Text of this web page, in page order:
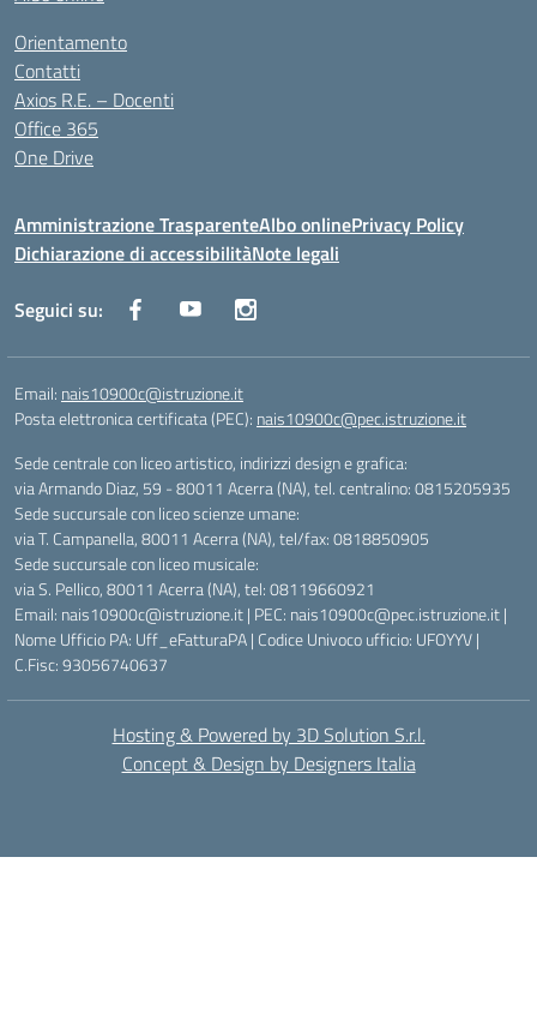
Orientamento
Contatti
Axios R.E. – Docenti
Office 365
One Drive
Amministrazione TrasparenteAlbo onlinePrivacy Policy
Dichiarazione di accessibilitàNote legali
Seguici su:
Email: nais10900c@istruzione.it
Posta elettronica certificata (PEC): nais10900c@pec.istruzione.it
Sede centrale con liceo artistico, indirizzi design e grafica:
via Armando Diaz, 59 - 80011 Acerra (NA), tel. centralino: 0815205935
Sede succursale con liceo scienze umane:
via T. Campanella, 80011 Acerra (NA), tel/fax: 0818850905
Sede succursale con liceo musicale:
via S. Pellico, 80011 Acerra (NA), tel: 08119660921
Email: nais10900c@istruzione.it | PEC: nais10900c@pec.istruzione.it |
Nome Ufficio PA: Uff_eFatturaPA | Codice Univoco ufficio: UFOYYV |
C.Fisc: 93056740637
Hosting & Powered by 3D Solution S.r.l.
Concept & Design by Designers Italia